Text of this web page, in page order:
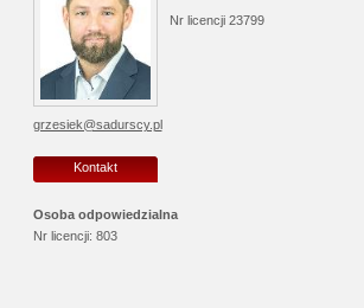
Nr licencji 23799
grzesiek@sadurscy.pl
Kontakt
Osoba odpowiedzialna
Nr licencji: 803